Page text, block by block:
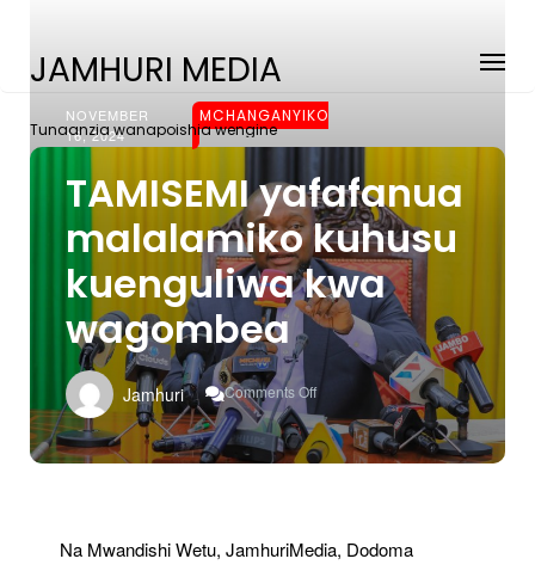
JAMHURI MEDIA
Tunaanzia wanapoishia wengine
NOVEMBER
16, 2024
MCHANGANYIKO
TAMISEMI yafafanua
malalamiko kuhusu
kuenguliwa kwa
wagombea
Jamhuri Comments Off
TAMISEMI
Yafafanua
Malalamiko
Wagombea
Na Mwandishi Wetu, JamhuriMedia, Dodoma